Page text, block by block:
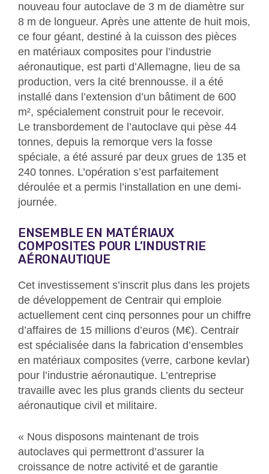
nouveau four autoclave de 3 m de diamètre sur
8 m de longueur. Après une attente de huit mois,
ce four géant, destiné à la cuisson des pièces
en matériaux composites pour l’industrie
aéronautique, est parti d’Allemagne, lieu de sa
production, vers la cité brennousse. il a été
installé dans l’extension d’un bâtiment de 600
m², spécialement construit pour le recevoir.
Le transbordement de l’autoclave qui pèse 44
tonnes, depuis la remorque vers la fosse
spéciale, a été assuré par deux grues de 135 et
240 tonnes. L’opération s’est parfaitement
déroulée et a permis l’installation en une demi-
journée.
ENSEMBLE EN MATÉRIAUX
COMPOSITES POUR L’INDUSTRIE
AÉRONAUTIQUE
Cet investissement s’inscrit plus dans les projets
de développement de Centrair qui emploie
actuellement cent cinq personnes pour un chiffre
d’affaires de 15 millions d’euros (M€). Centrair
est spécialisée dans la fabrication d’ensembles
en matériaux composites (verre, carbone kevlar)
pour l’industrie aéronautique. L’entreprise
travaille avec les plus grands clients du secteur
aéronautique civil et militaire.
« Nous disposons maintenant de trois
autoclaves qui permettront d’assurer la
croissance de notre activité et de garantie